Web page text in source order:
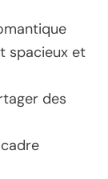
spacieux et
des